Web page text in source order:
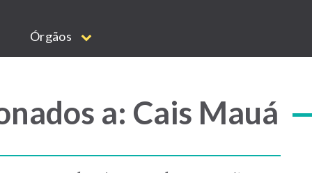
Órgãos
a: Cais Mauá